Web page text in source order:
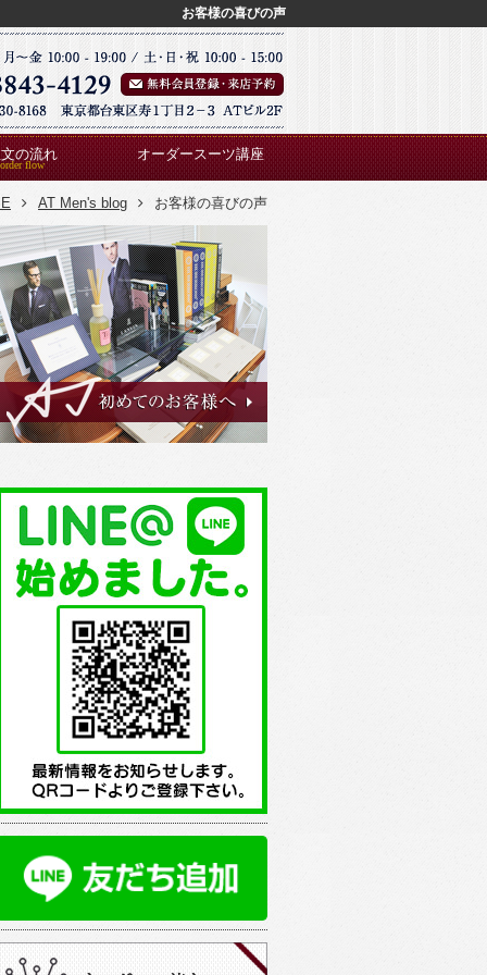
お客様の喜びの声
の流れ オーダースーツ講座
AT Men's blog お客様の喜びの声